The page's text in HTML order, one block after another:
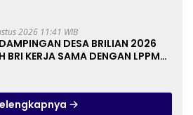
2026 11:41 WIB
DESA BRILIAN 2026
BRI KERJA SAMA DENGAN LPPM